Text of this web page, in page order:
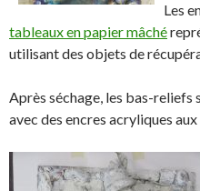
a
c
e
o
o
w
i
t
e
r
s
u
r
i
n
d
Les
tableaux en papier mâché
utilisant des objets de
Après séchage, les bas-reliefs
avec des encres acryliques